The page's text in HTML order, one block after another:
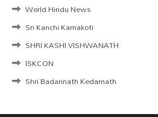
World Hindu News
Sri Kanchi Kamakoti
SHRI KASHI VISHWANATH
ISKCON
Shri Badarinath Kedarnath